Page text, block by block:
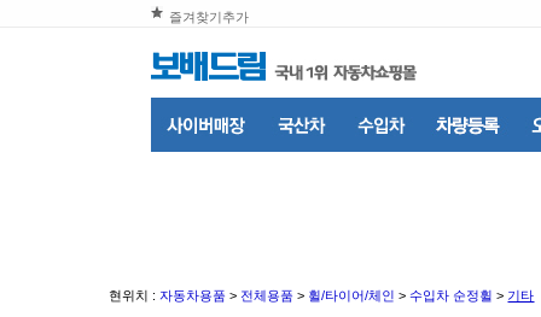
즐겨찾기추가
현위치 :자동차용품 > 전체용품 > 휠/타이어/체인 >수입차 순정휠 > 기타